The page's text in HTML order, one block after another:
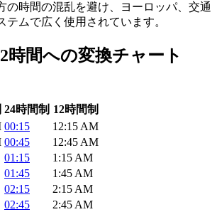
の時間の混乱を避け、ヨーロッパ、交通
テムで広く使用されています。
時間への変換チャート
24時間制 12時間制
00:15
12:15 AM
00:45
12:45 AM
01:15
1:15 AM
01:45
1:45 AM
02:15
2:15 AM
02:45
2:45 AM